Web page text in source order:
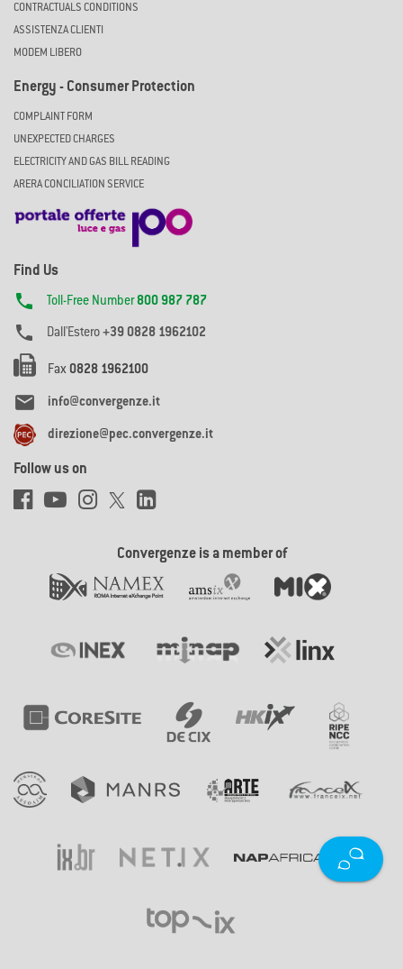
CONTRACTUALS CONDITIONS
ASSISTENZA CLIENTI
MODEM LIBERO
Energy - Consumer Protection
COMPLAINT FORM
UNEXPECTED CHARGES
ELECTRICITY AND GAS BILL READING
ARERA CONCILIATION SERVICE
Find Us
 Toll-Free Number800 987 787
 Dall'Estero +39 0828 1962102
Fax 0828 1962100
 info@convergenze.it
direzione@pec.convergenze.it
Follow us on
Convergenze is a member of